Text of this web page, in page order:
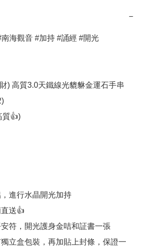
−
海觀音 #加持 #誦經 #開光
) 高質3.0天鐵線光貔貅金運石手串
質👍)
進行水晶開光加持
送👍
符，開光護身金咭和証書一張
立盒包裝，再加貼上封條，保證一